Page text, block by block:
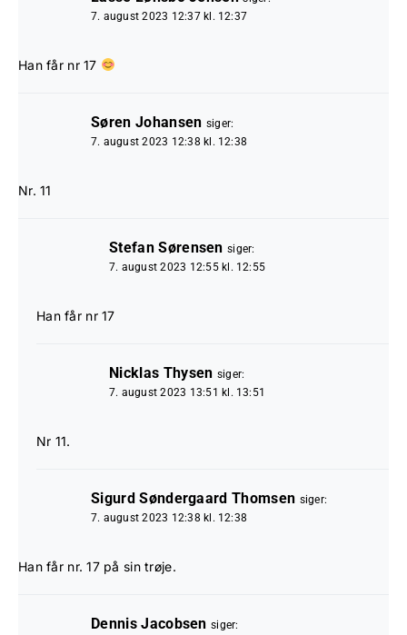
7. august 2023 12:37 kl. 12:37
Han får nr 17
Søren Johansen siger:
7. august 2023 12:38 kl. 12:38
Nr. 11
Stefan Sørensen siger:
7. august 2023 12:55 kl. 12:55
Han får nr 17
Nicklas Thysen siger:
7. august 2023 13:51 kl. 13:51
Nr 11.
Sigurd Søndergaard Thomsen siger:
7. august 2023 12:38 kl. 12:38
Han får nr. 17 på sin trøje.
Dennis Jacobsen siger: